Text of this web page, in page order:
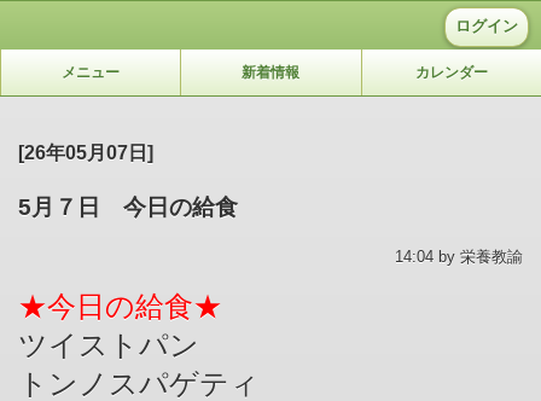
ログイン
メニュー 新着情報 カレンダー
[26年05月07日]
5月７日 今日の給食
14:04 by 栄養教諭
★今日の給食★
ツイストパン
トンノスパゲティ